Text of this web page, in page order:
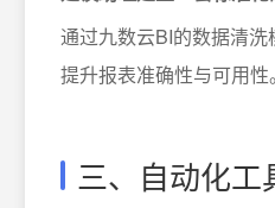
通过九数云BI的数据清
提升报表准确性与可用性。
三、自动化工